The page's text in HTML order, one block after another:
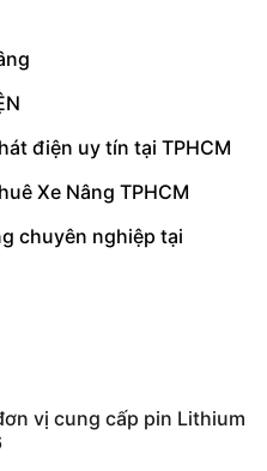
điện uy tín tại TPHCM
Xe Nâng TPHCM
chuyên nghiệp tại
vị cung cấp pin Lithium